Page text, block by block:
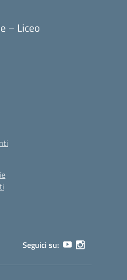
– Liceo
Seguici su: